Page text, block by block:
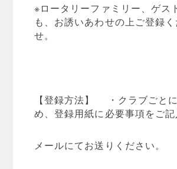
※ロータリーファミリー、ゲス
も、お誘いあわせの上ご登録く
せ。
【登録方法】 ・クラブごと
め、登録用紙に必要事項をご記
メールにてお送りください。